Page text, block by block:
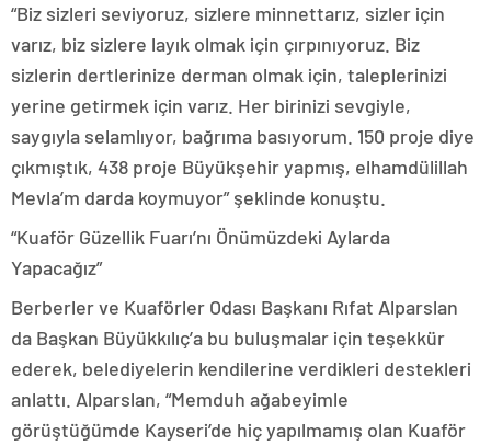
“Biz sizleri seviyoruz, sizlere minnettarız, sizler için
varız, biz sizlere layık olmak için çırpınıyoruz. Biz
sizlerin dertlerinize derman olmak için, taleplerinizi
yerine getirmek için varız. Her birinizi sevgiyle,
saygıyla selamlıyor, bağrıma basıyorum. 150 proje diye
çıkmıştık, 438 proje Büyükşehir yapmış, elhamdülillah
Mevla’m darda koymuyor” şeklinde konuştu.
“Kuaför Güzellik Fuarı’nı Önümüzdeki Aylarda
Yapacağız”
Berberler ve Kuaförler Odası Başkanı Rıfat Alparslan
da Başkan Büyükkılıç’a bu buluşmalar için teşekkür
ederek, belediyelerin kendilerine verdikleri destekleri
anlattı. Alparslan, “Memduh ağabeyimle
görüştüğümde Kayseri’de hiç yapılmamış olan Kuaför